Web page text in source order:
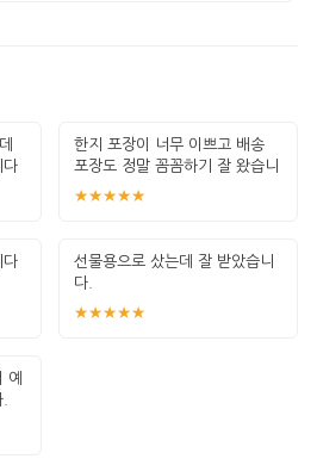
다
한지 포장이 너무 이쁘고 배송
포장도 정말 꼼꼼하기 잘 왔습니
다 선물용으
★★★★★
다
선물용으로 샀는데 잘 받았습니
다.
★★★★★
예